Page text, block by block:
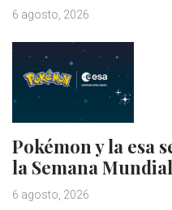
6 agosto, 2026
Pokémon y la esa
la Semana
6 agosto, 2026